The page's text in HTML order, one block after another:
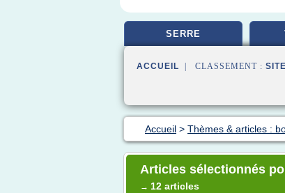
SERRE
ACCUEIL | CLASSEMENT :
Accueil > Thèmes & articles :
Articles sélectionnés
→ 12 articles